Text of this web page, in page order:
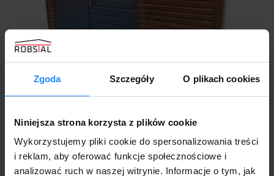
Zgoda Szczegóły O plikach cookies
Niniejsza strona korzysta z plików cookie
Wykorzystujemy pliki cookie do spersonalizowania treści
i reklam, aby oferować funkcje społecznościowe i
analizować ruch w naszej witrynie. Informacje o tym, jak
Domek Ogrodowy 4×3 drewnopodobny + ciemny
grafit MAT
5400,00zł